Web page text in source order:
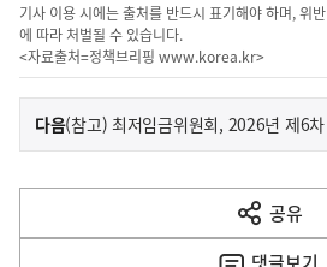
기사 이용 시에는 출처를 반드시 표기해야 하며, 위
에 따라 처벌될 수 있습니다.
<자료출처=정책브리핑 www.korea.kr>
이
전
다
음
다음기
(참고) 최저임금위원회, 2026년 제6
공유
열
기